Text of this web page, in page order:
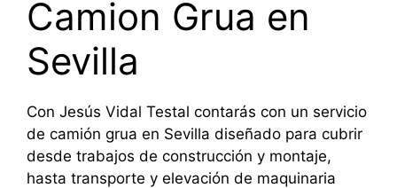
Camion Grua en
Sevilla
Con Jesús Vidal Testal contarás con un servicio
de camión grua en Sevilla diseñado para cubrir
desde trabajos de construcción y montaje,
hasta transporte y elevación de maquinaria